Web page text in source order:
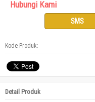
Hubungi Kami
SMS
Kode Produk:
Detail Produk